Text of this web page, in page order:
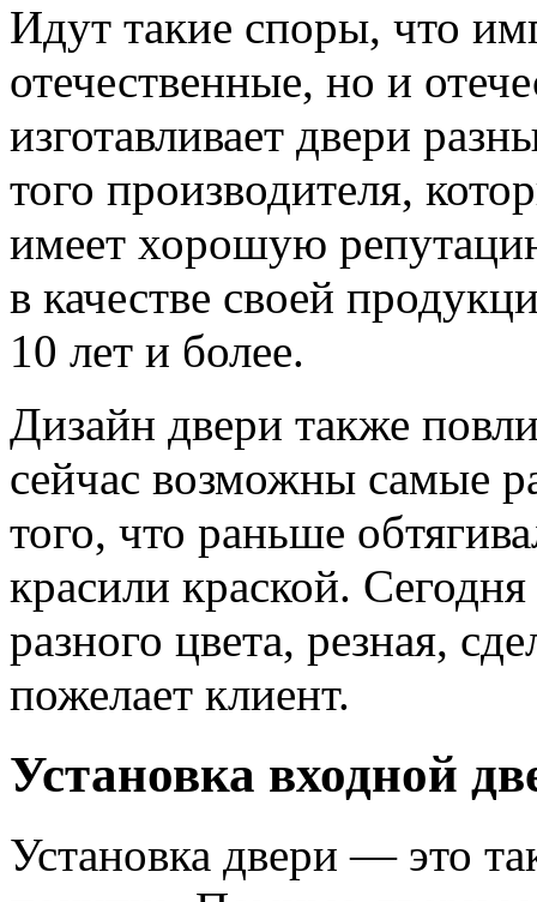
Идут такие споры, что
отечественные, но и
изготавливает двери
того производителя,
имеет хорошую
в качестве своей
10 лет и более.
Дизайн двери также
сейчас возможны самые
того, что раньше
красили краской.
разного цвета, резная,
пожелает клиент.
Установка входной
Установка двери — это